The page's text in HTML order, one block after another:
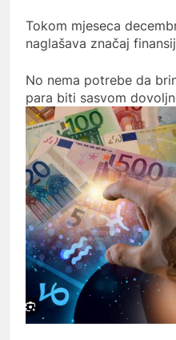
Tokom mjeseca
naglašava značaj
No nema potrebe da
para biti sasvom